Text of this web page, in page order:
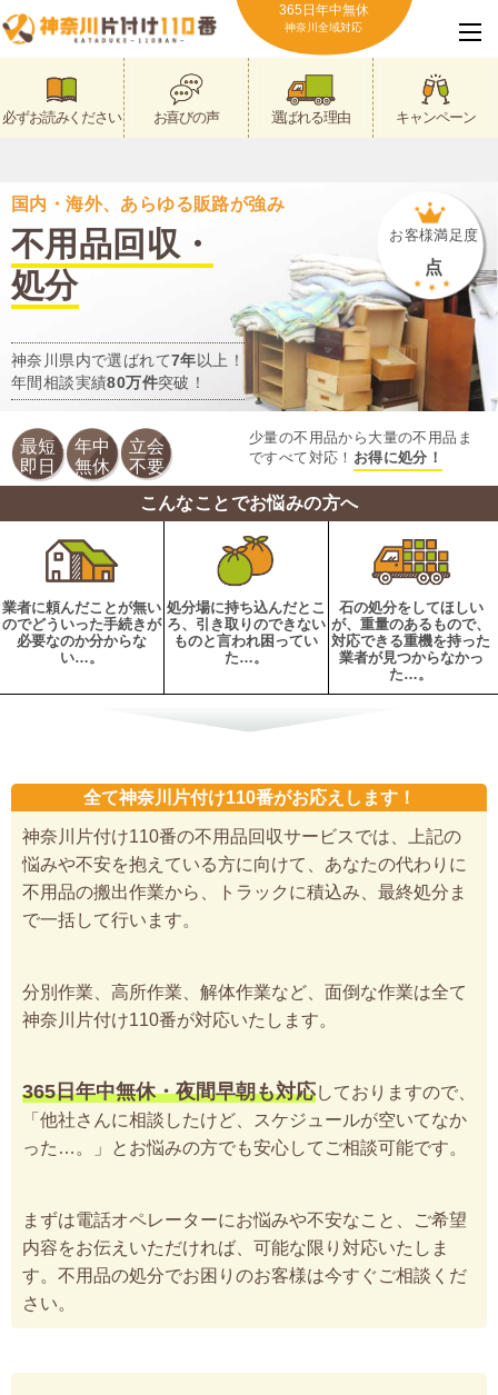
365日年中無休
神奈川全域対応
必ずお読みください お喜びの声 選ばれる理由 キャンペーン
国内・海外、あらゆる販路が強み
不用品回収・
処分
神奈川県内で選ばれて7年以上！
年間相談実績80万件突破！
お客様満足度
点
最短
即日
年中
無休
立会
不要
少量の不用品から大量の不用品ま
ですべて対応！ お得に処分！
こんなことでお悩みの方へ
業者に頼んだことが無い
のでどういった手続きが
必要なのか分からな
い…。
処分場に持ち込んだとこ
ろ、引き取りのできない
ものと言われ困ってい
た…。
石の処分をしてほしい
が、重量のあるもので、
対応できる重機を持った
業者が見つからなかっ
た…。
全て神奈川片付け110番がお応えします！
神奈川片付け110番の不用品回収サービスでは、上記の
悩みや不安を抱えている方に向けて、あなたの代わりに
不用品の搬出作業から、トラックに積込み、最終処分ま
で一括して行います。
分別作業、高所作業、解体作業など、面倒な作業は全て
神奈川片付け110番が対応いたします。
365日年中無休・夜間早朝も対応しておりますので、
「他社さんに相談したけど、スケジュールが空いてなか
った…。」とお悩みの方でも安心してご相談可能です。
まずは電話オペレーターにお悩みや不安なこと、ご希望
内容をお伝えいただければ、可能な限り対応いたしま
す。不用品の処分でお困りのお客様は今すぐご相談くだ
さい。